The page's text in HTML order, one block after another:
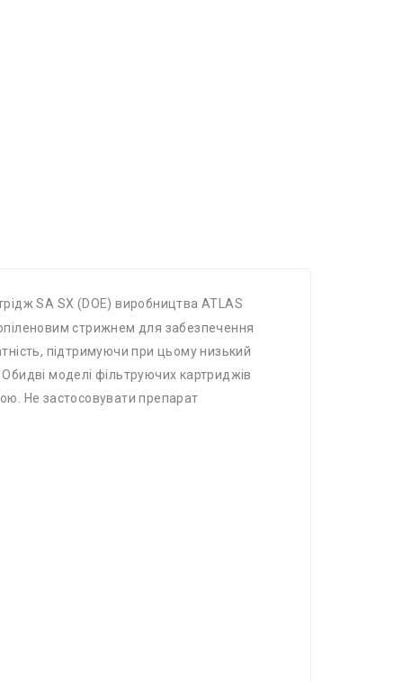
SA SX (DOE) виробництва ATLAS
стрижнем для забезпечення
підтримуючи при цьому низький
моделі фільтруючих картриджів
Не застосовувати препарат